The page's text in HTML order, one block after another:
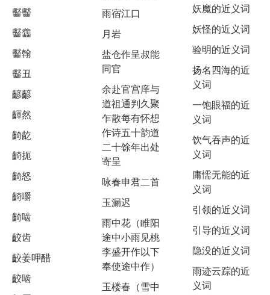
齾齾
齾齹
齾翰
齾丑
齴齴
齳然
齮龁
齮扼
齮怒
齮嚼
齮啮
齩齿
齩姜呷醋
齩啮
雨宿江口
月岩
盐仓作呈叔能
同官
余赴官宫庠与
道祖通判久聚
乍散每有怀想
作诗五十韵道
二十馀年出处
寄呈
咏春申君二首
玉漏迟
雨中花（睢阳
途中小雨见桃
李盛开作以下
奉使途中作）
玉楼春（雪中
妖魔的近义词
妖怪的近义词
验明的近义词
扬名四海的近
义词
一饱眼福的近
义词
饮气吞声的近
义词
庸懦无能的近
义词
引领的近义词
引导的近义词
隐没的近义词
雨迹云踪的近
义词